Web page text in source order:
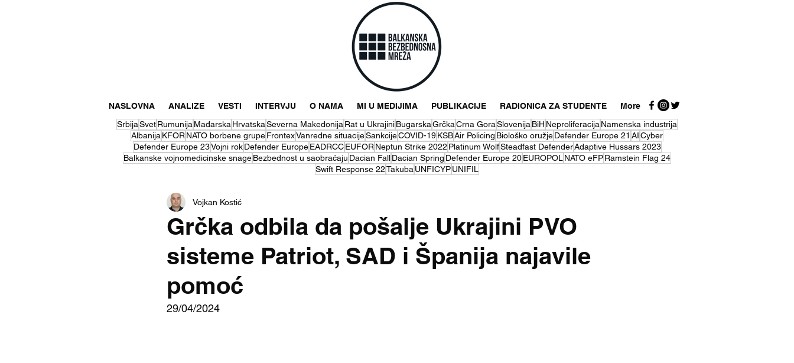
NASLOVNA ANALIZE VESTI INTERVJU O NAMA MI U MEDIJIMA PUBLIKACIJE RADIONICA ZA STUDENTE
More
SrbijaSvetRumunija Mađarska HrvatskaSeverna Makedonija Rat u UkrajiniBugarskaGrčkaCrna GoraSlovenija BiH Neproliferacija Namenska industrija
Albanija KFORNATO borbene grupeFrontexVanredne situacijeSankcijeCOVID-19KSBAir Policing Biološko oružjeDefender Europe 21 AICyber
Defender Europe 23Vojni rok Defender Europe EADRCC EUFOR Neptun Strike 2022 Platinum WolfSteadfast DefenderAdaptive Hussars 2023
Balkanske vojnomedicinske snageBezbednost u saobraćaju Dacian FallDacian Spring Defender Europe 20EUROPOLNATO eFPRamstein Flag 24
Swift Response 22Takuba UNFICYPUNIFIL
Grčka odbila da pošalje Ukrajini PVO
sisteme Patriot, SAD i Španija najavile
pomoć
Vojkan Kostić
29/04/2024